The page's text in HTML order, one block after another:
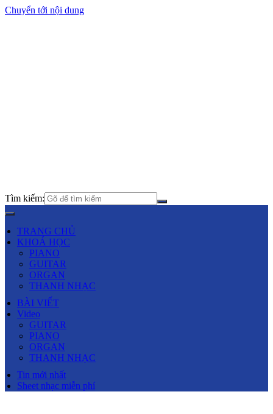
Chuyển tới nội dung
Tìm kiếm:
TRANG CHỦ
KHOÁ HỌC
PIANO
GUITAR
ORGAN
THANH NHẠC
BÀI VIẾT
Video
GUITAR
PIANO
ORGAN
THANH NHẠC
Tin mới nhất
Sheet nhạc miễn phí